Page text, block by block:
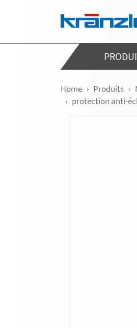
Home Produits
protection anti-